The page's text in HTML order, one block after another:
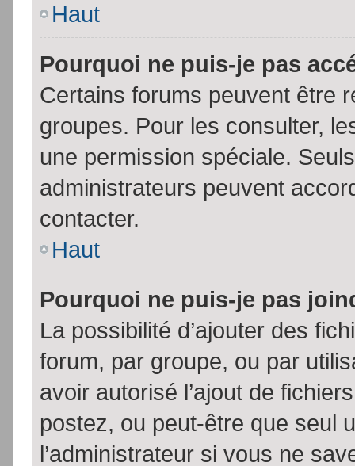
Haut
Pourquoi ne puis-je pas
Certains forums peuvent être
groupes. Pour les consulter,
une permission spéciale.
administrateurs peuvent
contacter.
Haut
Pourquoi ne puis-je pas
La possibilité d’ajouter des
forum, par groupe, ou par
avoir autorisé l’ajout de
postez, ou peut-être que seul
l’administrateur si vous ne